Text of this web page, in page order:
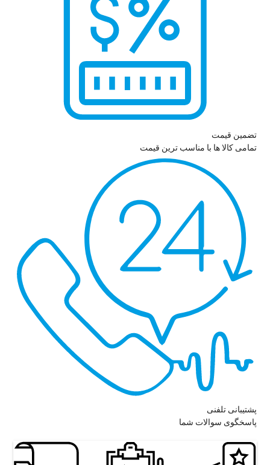
تضمین قیمت
تمامی کالا ها با مناسب ترین قیمت
پشتیبانی تلفنی
پاسخگوی سوالات شما